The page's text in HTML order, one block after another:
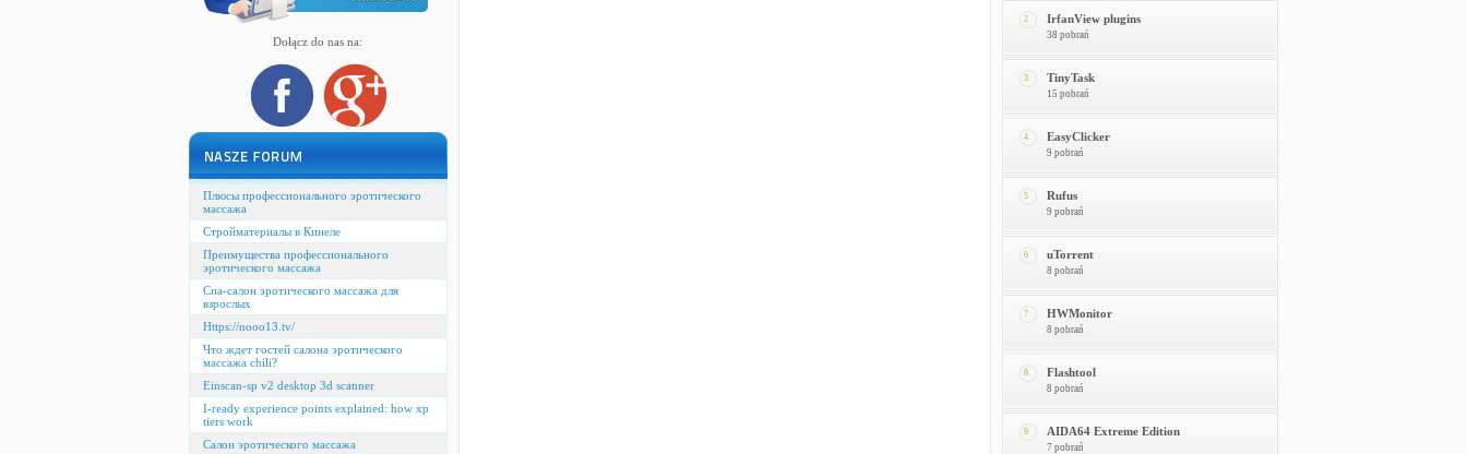
Dołącz do nas na:
Плюсы профессионального эротического
массажа
Стройматериалы в Кинеле
Преимущества профессионального
эротического массажа
Спа-салон эротического массажа для
взрослых
Https://nooo13.tv/
Что ждет гостей салона эротического
массажа chili?
Einscan-sp v2 desktop 3d scanner
I-ready experience points explained: how xp
tiers work
Салон эротического массажа
2 IrfanView plugins
38 pobrań
3 TinyTask
15 pobrań
4 EasyClicker
9 pobrań
5 Rufus
9 pobrań
6 uTorrent
8 pobrań
7 HWMonitor
8 pobrań
8 Flashtool
8 pobrań
9 AIDA64 Extreme Edition
7 pobrań